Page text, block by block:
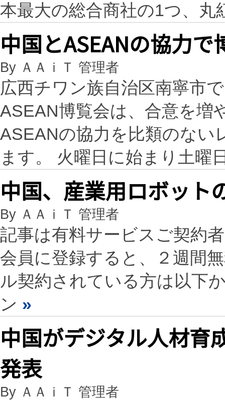
本最大の総合商社の1つ、
中国とASEANの協力で
By ＡＡｉＴ 管理者
広西チワン族自治区南寧市
ASEAN博覧会は、合意を増
ASEANの協力を比類のない
ます。 火曜日に始まり土曜
中国、産業用ロボット
By ＡＡｉＴ 管理者
記事は有料サービスご契約
会員に登録すると、２週間
ル契約されている方は以下
ン »
中国がデジタル人材育
発表
By ＡＡｉＴ 管理者